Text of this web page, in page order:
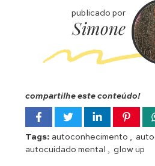
compartilhe este conteúdo!
Tags: autoconhecimento ,
autocuidado mental , glow up
publicado por
Simone